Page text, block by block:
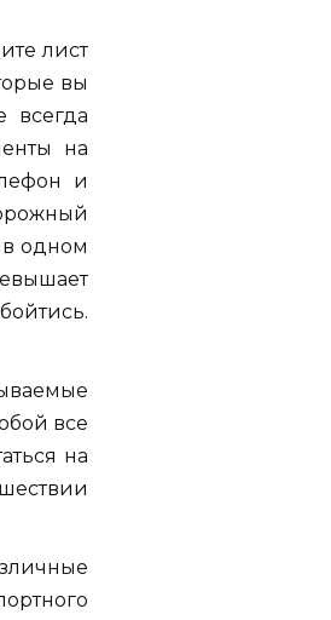
лист
вы
всегда
на
и
в одном
все
на